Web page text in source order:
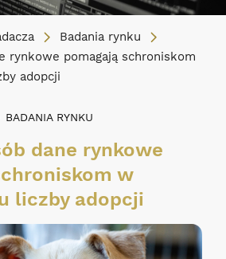
Badania rynku
rynkowe pomagają schroniskom
adopcji
BADANIA RYNKU
dane rynkowe
w
liczby adopcji